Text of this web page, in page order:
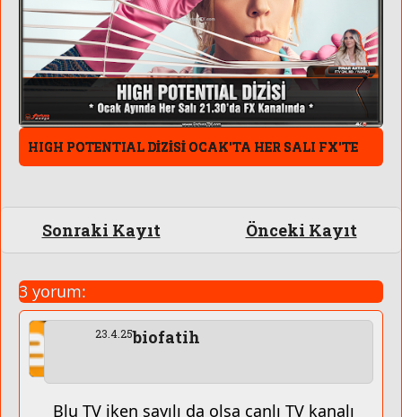
HIGH POTENTIAL DİZİSİ OCAK'TA HER SALI FX'TE
Sonraki Kayıt Önceki Kayıt
3 yorum:
biofatih
23.4.25
Blu TV iken sayılı da olsa canlı TV kanalı